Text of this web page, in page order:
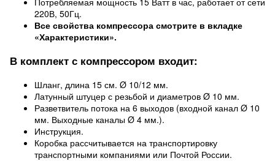
220В, 50Гц.
Все свойства компрессора смотрите в вкладке
«Характеристики».
В комплект с компрессором входит:
Шланг, длина 15 см. Ø 10/12 мм.
Латунный штуцер с резьбой и диаметров Ø 10 мм.
Разветвитель потока на 6 выходов (входной канал Ø 10
мм. Выходные каналы Ø 4 мм.).
Инструкция.
Коробка рассчитывается на транспортировку
транспортными компаниями или Почтой России.